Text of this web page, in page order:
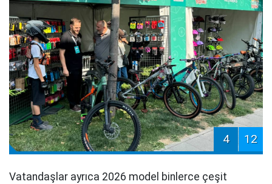
4 12
Vatandaşlar ayrıca 2026 model binlerce çeşit